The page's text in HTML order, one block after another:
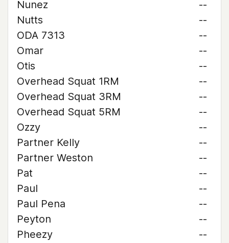
Nunez
--
Nutts
--
ODA 7313
--
Omar
--
Otis
--
Overhead Squat 1RM
--
Overhead Squat 3RM
--
Overhead Squat 5RM
--
Ozzy
--
Partner Kelly
--
Partner Weston
--
Pat
--
Paul
--
Paul Pena
--
Peyton
--
Pheezy
--